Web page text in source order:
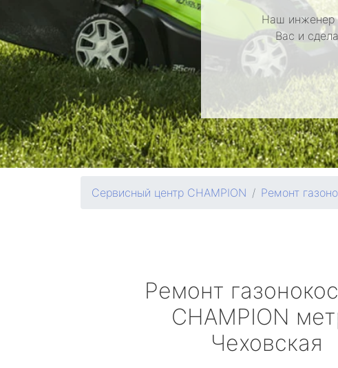
Наш инженер
Вас и
Сервисный центр CHAMPION Ремонт
Ремонт
CHAMPION
Чеховская